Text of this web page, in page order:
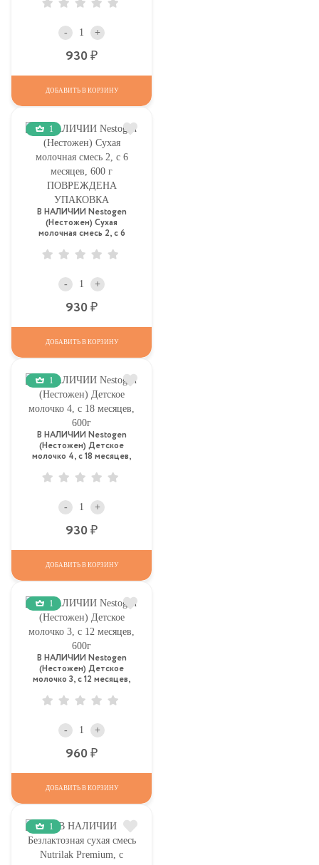
- +
930
ДОБАВИТЬ В КОРЗИНУ
1
В НАЛИЧИИ Nestogen
(Нестожен) Сухая
молочная смесь 2, c 6
ПОВРЕЖДЕНА УПАКОВКА
- +
930
ДОБАВИТЬ В КОРЗИНУ
1
В НАЛИЧИИ Nestogen
(Нестожен) Детское
молочко 4, c 18 месяцев,
- +
930
ДОБАВИТЬ В КОРЗИНУ
1
В НАЛИЧИИ Nestogen
(Нестожен) Детское
молочко 3, c 12 месяцев,
- +
960
ДОБАВИТЬ В КОРЗИНУ
1